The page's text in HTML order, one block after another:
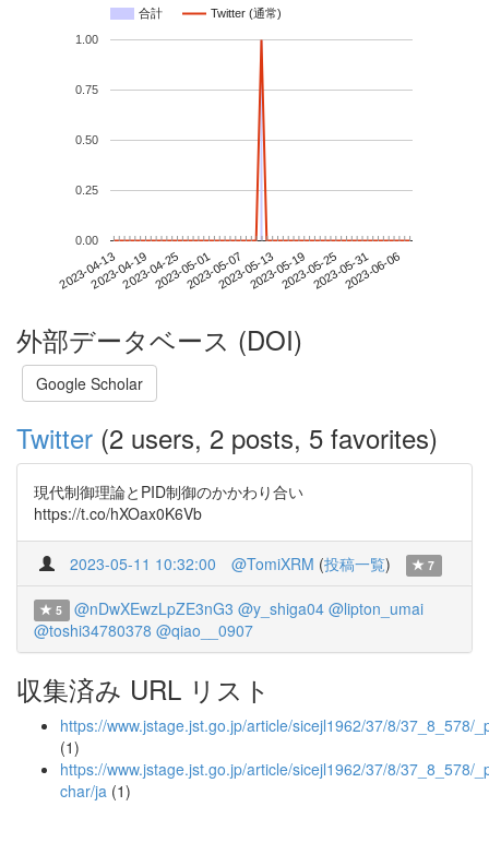
合計 Twitter (通常)
2023-04-132023-04-192023-04-252023-05-012023-05-072023-05-132023-05-192023-05-252023-05-312023-06-06
0.00
0.25
0.50
0.75
1.00
外部データベース (DOI)
Google Scholar
Twitter (2 users, 2 posts, 5 favorites)
現代制御理論とPID制御のかかわり合い
https://t.co/hXOax0K6Vb
2023-05-11 10:32:00 @TomiXRM (投稿一覧) 7
5 @nDwXEwzLpZE3nG3 @y_shiga04 @lipton_umai
@toshi34780378 @qiao__0907
収集済み URL リスト
https://www.jstage.jst.go.jp/article/sicejl1962/37/8/37_8_578/
(1)
https://www.jstage.jst.go.jp/article/sicejl1962/37/8/37_8_578/
char/ja (1)